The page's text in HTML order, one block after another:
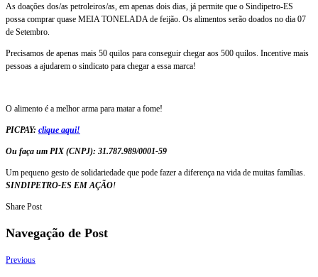
As doações dos/as petroleiros/as, em apenas dois dias, já permite que o Sindipetro-ES
possa comprar quase MEIA TONELADA de feijão. Os alimentos serão doados no dia 07
de Setembro.
Precisamos de apenas mais 50 quilos para conseguir chegar aos 500 quilos. Incentive mais
pessoas a ajudarem o sindicato para chegar a essa marca!
O alimento é a melhor arma para matar a fome!
PICPAY: clique aqui!
Ou faça um PIX (CNPJ): 31.787.989/0001-59
Um pequeno gesto de solidariedade que pode fazer a diferença na vida de muitas famílias.
SINDIPETRO-ES EM AÇÃO!
Share Post
Navegação de Post
Previous